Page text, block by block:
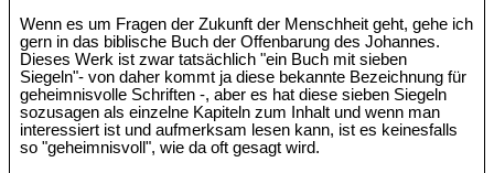
Wenn es um Fragen der Zukunft der Menschheit geht, gehe ich
gern in das biblische Buch der Offenbarung des Johannes.
Dieses Werk ist zwar tatsächlich "ein Buch mit sieben
Siegeln"- von daher kommt ja diese bekannte Bezeichnung für
geheimnisvolle Schriften -, aber es hat diese sieben Siegeln
sozusagen als einzelne Kapiteln zum Inhalt und wenn man
interessiert ist und aufmerksam lesen kann, ist es keinesfalls
so "geheimnisvoll", wie da oft gesagt wird.